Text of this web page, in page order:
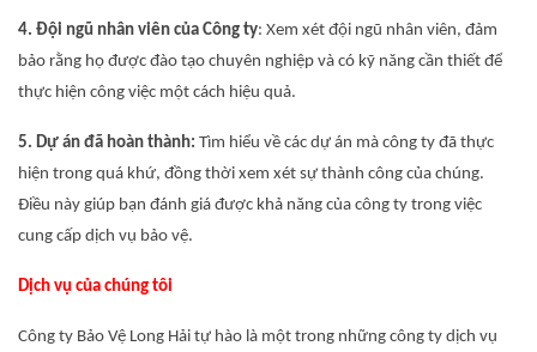
4. Đội ngũ nhân viên của Công ty: Xem xét đội ngũ nhân viên, đảm
bảo rằng họ được đào tạo chuyên nghiệp và có kỹ năng cần thiết để
thực hiện công việc một cách hiệu quả.
5. Dự án đã hoàn thành: Tìm hiểu về các dự án mà công ty đã thực
hiện trong quá khứ, đồng thời xem xét sự thành công của chúng.
Điều này giúp bạn đánh giá được khả năng của công ty trong việc
cung cấp dịch vụ bảo vệ.
Dịch vụ của chúng tôi
Công ty Bảo Vệ Long Hải tự hào là một trong những công ty dịch vụ